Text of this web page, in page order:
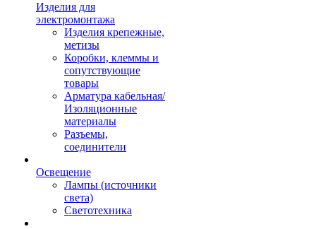
Изделия для
электромонтажа
Изделия крепежные,
метизы
Коробки, клеммы и
сопутствующие
товары
Арматура кабельная/
Изоляционные
материалы
Разъемы,
соединители
Освещение
Лампы (источники
света)
Светотехника